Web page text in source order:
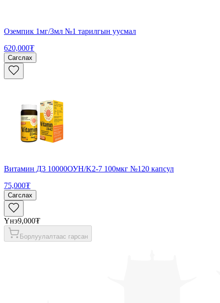
Оземпик 1мг/3мл №1 тарилгын уусмал
620,000₮
Сагслах
Витамин Д3 10000ОУН/K2-7 100мкг №120 капсул
75,000₮
Сагслах
Үнэ9,000₮
Борлуулалтаас гарсан